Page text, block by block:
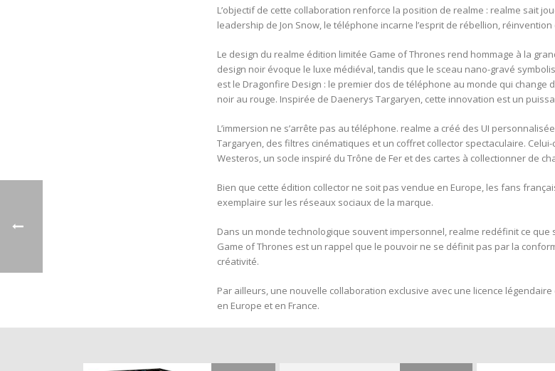
L’objectif de cette collaboration renforce la position de realme : realme sait
leadership de Jon Snow, le téléphone incarne l’esprit de rébellion, réinvention
Le design du realme édition limitée Game of Thrones rend hommage à la
design noir évoque le luxe médiéval, tandis que le sceau nano-gravé
est le Dragonfire Design : le premier dos de téléphone au monde qui change
noir au rouge. Inspirée de Daenerys Targaryen, cette innovation est un
L’immersion ne s’arrête pas au téléphone. realme a créé des UI
Targaryen, des filtres cinématiques et un coffret collector spectaculaire.
Westeros, un socle inspiré du Trône de Fer et des cartes à collectionner de
Bien que cette édition collector ne soit pas vendue en Europe, les fans
exemplaire sur les réseaux sociaux de la marque.
Dans un monde technologique souvent impersonnel, realme redéfinit ce que
Game of Thrones est un rappel que le pouvoir ne se définit pas par la
créativité.
Par ailleurs, une nouvelle collaboration exclusive avec une licence
en Europe et en France.